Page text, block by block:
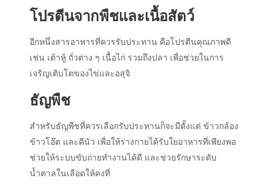
โปรตีนจากพืชและเนื้อสัตว์
อีกหนึ่งสารอาหารที่ควรรับประทาน คือโปรตีนคุณภาพดี
เช่น เต้าหู้ ถั่วต่าง ๆ เนื้อไก่ รวมถึงปลา เพื่อช่วยในการ
เจริญเติบโตของไข่และอสุจิ
ธัญพืช
สำหรับธัญพืชที่ควรเลือกรับประทานก็จะมีตั้งแต่ ข้าวกล้อง
ข้าวโอ๊ต และคีนัว เพื่อให้ร่างกายได้รับใยอาหารที่เพียงพอ
ช่วยให้ระบบขับถ่ายทำงานได้ดี และช่วยรักษาระดับ
น้ำตาลในเลือดให้คงที่